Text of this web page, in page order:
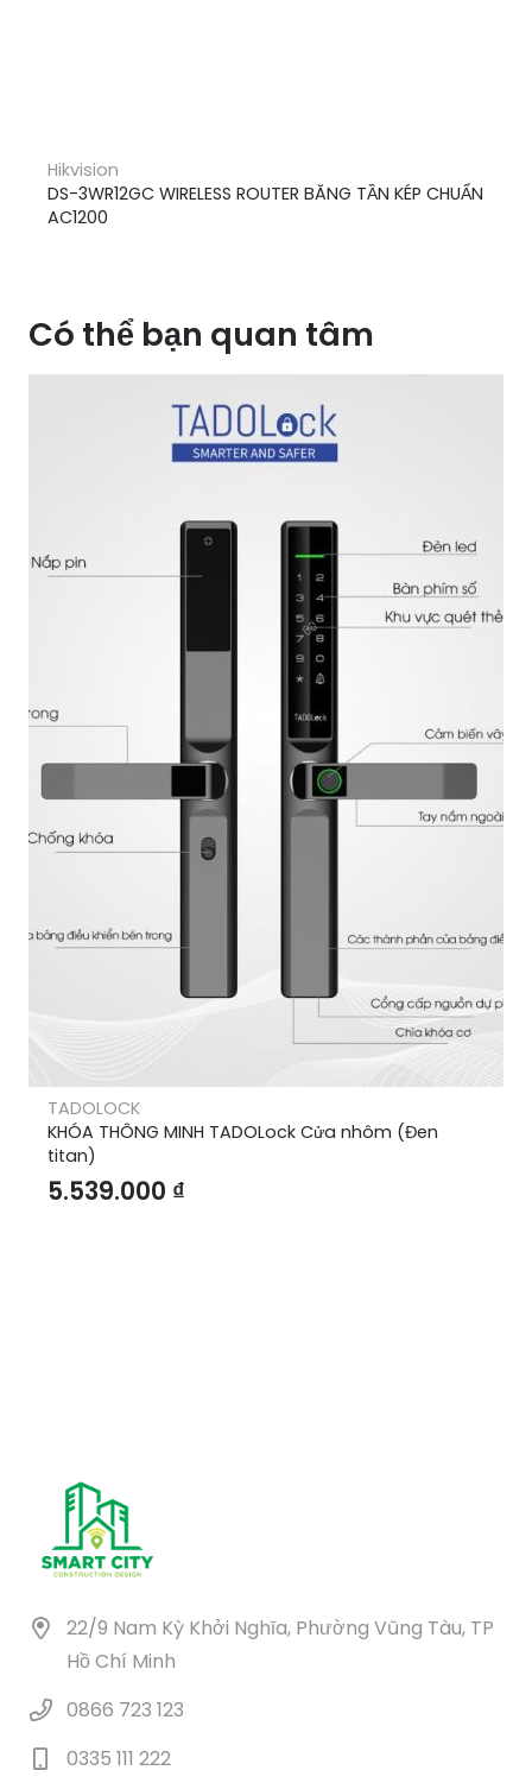
Hikvision
DS-3WR12GC WIRELESS ROUTER BĂNG TẦN KÉP CHUẨN
AC1200
Có thể bạn quan tâm
TADOLOCK
KHÓA THÔNG MINH TADOLock Cửa nhôm (Đen
titan)
5.539.000 ₫
22/9 Nam Kỳ Khởi Nghĩa, Phường Vũng Tàu, TP
Hồ Chí Minh
0866 723 123
0335 111 222